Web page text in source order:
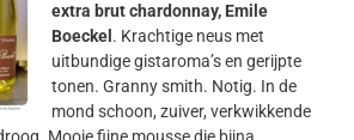
extra brut chardonnay, Emile
Boeckel . Krachtige neus met
uitbundige gistaroma’s en gerijpte
tonen. Granny smith. Notig. In de
mond schoon, zuiver, verkwikkende